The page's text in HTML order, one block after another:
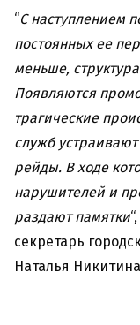
“С наступлением
постоянных ее
меньше,
Появляются
трагические
служб
рейды. В ходе
нарушителей и
раздают памятки
секретарь
Наталья